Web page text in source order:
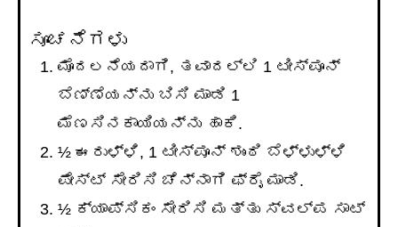
ಸೂಚನೆಗಳು
ಮೊದಲನೆಯದಾಗಿ, ತವಾದಲ್ಲಿ 1 ಟೀಸ್ಪೂನ್
ಬೆಣ್ಣೆಯನ್ನು ಬಿಸಿ ಮಾಡಿ 1
ಮೆಣಸಿನಕಾಯಿಯನ್ನು ಹಾಕಿ.
½ ಈರುಳ್ಳಿ, 1 ಟೀಸ್ಪೂನ್ ಶುಂಠಿ ಬೆಳ್ಳುಳ್ಳಿ
ಪೇಸ್ಟ್ ಸೇರಿಸಿ ಚೆನ್ನಾಗಿ ಫ್ರೈ ಮಾಡಿ.
½ ಕ್ಯಾಪ್ಸಿಕಂ ಸೇರಿಸಿ ಮತ್ತು ಸ್ವಲ್ಪ ಸಾಟ್